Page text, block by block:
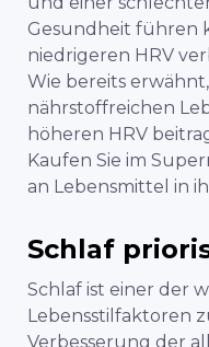
Gesundheit führen
niedrigeren HRV
Wie bereits
nährstoffreichen
höheren HRV
Kaufen Sie im
an Lebensmittel in
Schlaf
Schlaf ist einer der
Lebensstilfaktoren
Verbesserung der